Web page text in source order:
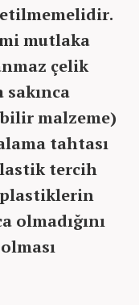
mutlaka
çelik
sakınca
malzeme)
tahtası
tercih
olmadığını